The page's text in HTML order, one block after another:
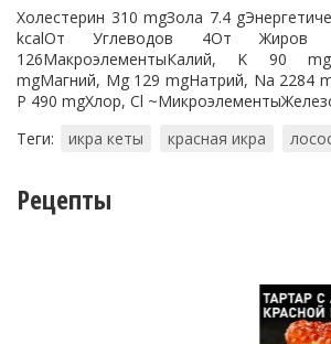
Холестерин 310 mgЗола 7.4
kcalОт Углеводов 4От Жиров
126МакроэлементыКалий, K 90
mgМагний, Mg 129 mgНатрий, Na 2284
P 490 mgХлор, Cl
Теги:
икра кеты красная икра
Рецепты